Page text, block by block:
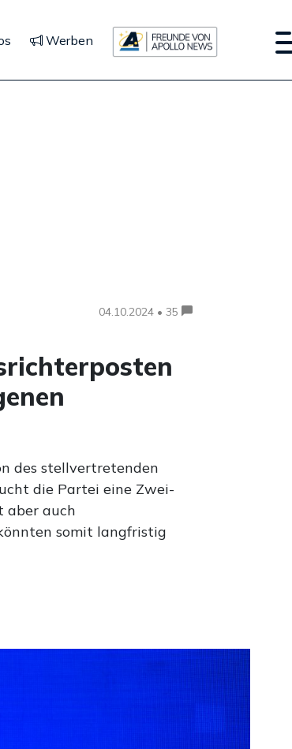
Werben
04.10.2024 • 35
des stellvertretenden
die Partei eine Zwei-
aber auch
somit langfristig